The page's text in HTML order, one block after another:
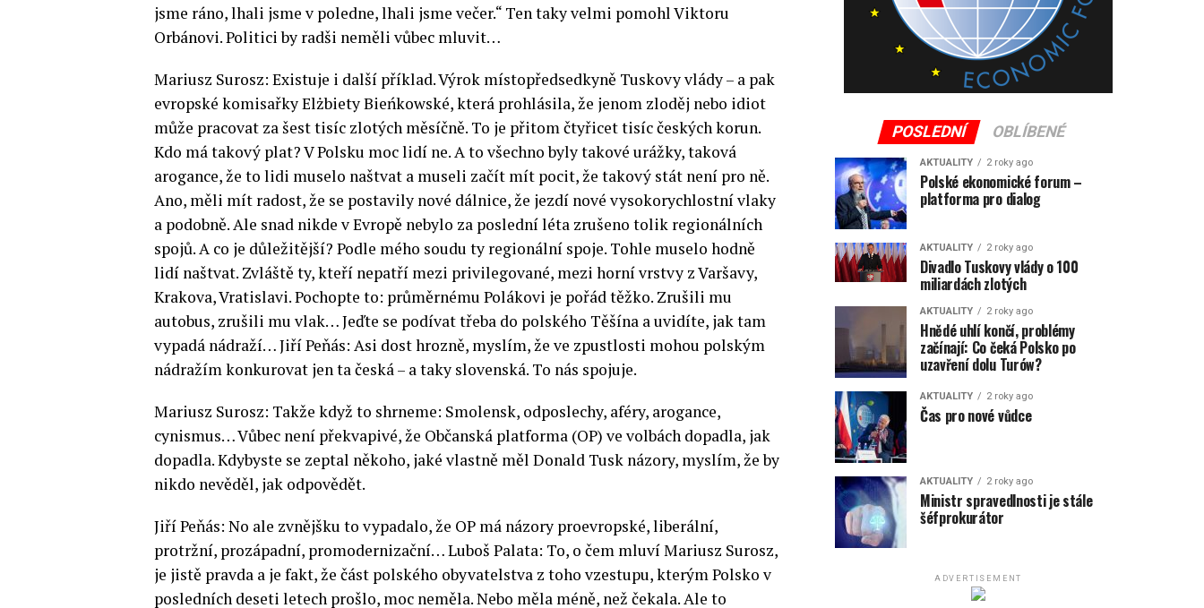
jsme ráno, lhali jsme v poledne, lhali jsme večer.“ Ten taky velmi pomohl Viktoru
Orbánovi. Politici by radši neměli vůbec mluvit…
Mariusz Surosz: Existuje i další příklad. Výrok místopředsedkyně Tuskovy vlády – a pak
evropské komisařky Elżbiety Bieńkowské, která prohlásila, že jenom zloděj nebo idiot
může pracovat za šest tisíc zlotých měsíčně. To je přitom čtyřicet tisíc českých korun.
Kdo má takový plat? V Polsku moc lidí ne. A to všechno byly takové urážky, taková
arogance, že to lidi muselo naštvat a museli začít mít pocit, že takový stát není pro ně.
Ano, měli mít radost, že se postavily nové dálnice, že jezdí nové vysokorychlostní vlaky
a podobně. Ale snad nikde v Evropě nebylo za poslední léta zrušeno tolik regionálních
spojů. A co je důležitější? Podle mého soudu ty regionální spoje. Tohle muselo hodně
lidí naštvat. Zvláště ty, kteří nepatří mezi privilegované, mezi horní vrstvy z Varšavy,
Krakova, Vratislavi. Pochopte to: průměrnému Polákovi je pořád těžko. Zrušili mu
autobus, zrušili mu vlak… Jeďte se podívat třeba do polského Těšína a uvidíte, jak tam
vypadá nádraží… Jiří Peňás: Asi dost hrozně, myslím, že ve zpustlosti mohou polským
nádražím konkurovat jen ta česká – a taky slovenská. To nás spojuje.
Mariusz Surosz: Takže když to shrneme: Smolensk, odposlechy, aféry, arogance,
cynismus… Vůbec není překvapivé, že Občanská platforma (OP) ve volbách dopadla, jak
dopadla. Kdybyste se zeptal někoho, jaké vlastně měl Donald Tusk názory, myslím, že by
nikdo nevěděl, jak odpovědět.
Jiří Peňás: No ale zvnějšku to vypadalo, že OP má názory proevropské, liberální,
protržní, prozápadní, promodernizační… Luboš Palata: To, o čem mluví Mariusz Surosz,
je jistě pravda a je fakt, že část polského obyvatelstva z toho vzestupu, kterým Polsko v
posledních deseti letech prošlo, moc neměla. Nebo měla méně, než čekala. Ale to
POSLEDNÍ OBLÍBENÉ
AKTUALITY 2 roky ago
Polské ekonomické forum –
platforma pro dialog
AKTUALITY 2 roky ago
Divadlo Tuskovy vlády o 100
miliardách zlotých
AKTUALITY 2 roky ago
Hnědé uhlí končí, problémy
začínají: Co čeká Polsko po
uzavření dolu Turów?
AKTUALITY 2 roky ago
Čas pro nové vůdce
AKTUALITY 2 roky ago
Ministr spravedlnosti je stále
šéfprokurátor
ADVERTISEMENT